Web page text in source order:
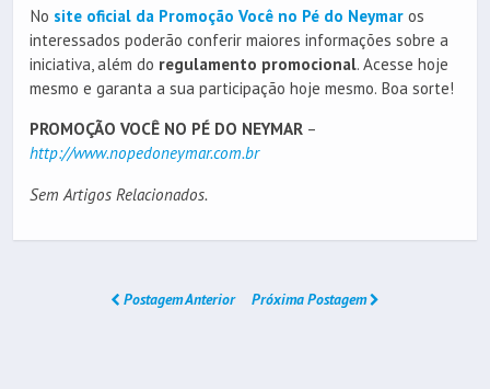
No site oficial da Promoção Você no Pé do Neymar os
interessados poderão conferir maiores informações sobre a
iniciativa, além do regulamento promocional. Acesse hoje
mesmo e garanta a sua participação hoje mesmo. Boa sorte!
PROMOÇÃO VOCÊ NO PÉ DO NEYMAR –
http://www.nopedoneymar.com.br
Sem Artigos Relacionados.
Postagem Anterior Próxima Postagem